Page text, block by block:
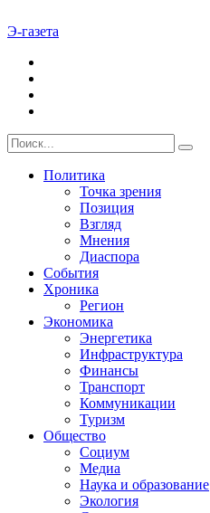
Э-газета
Политика
Точка зрения
Позиция
Взгляд
Мнения
Диаспора
События
Хроника
Регион
Экономика
Энергетика
Инфраструктура
Финансы
Транспорт
Коммуникации
Туризм
Общество
Социум
Медиа
Наука и образование
Экология